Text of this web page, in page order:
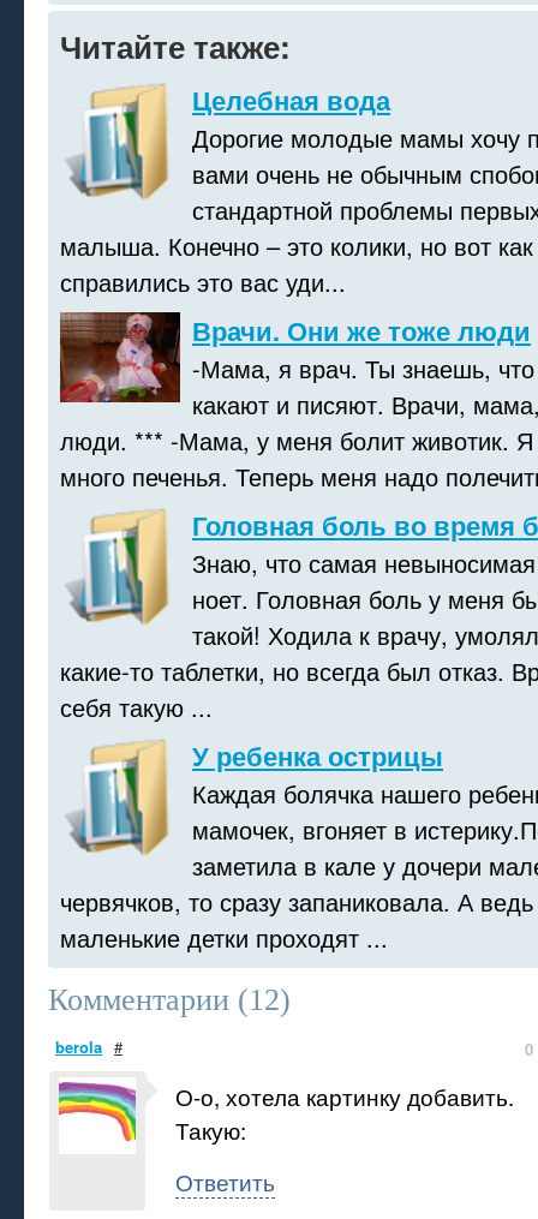
Читайте также:
Целебная вода
Дорогие молодые мамы хочу
вами очень не обычным
стандартной проблемы
малыша. Конечно – это колики, но вот
справились это вас уди...
Врачи. Они же тоже люди
-Мама, я врач. Ты знаешь,
какают и писяют. Врачи,
люди. *** -Мама, у меня болит животик.
много печенья. Теперь меня надо
Головная боль во время
Знаю, что самая
ноет. Головная боль у меня
такой! Ходила к врачу,
какие-то таблетки, но всегда был отказ.
себя такую ...
У ребенка острицы
Каждая болячка нашего
мамочек, вгоняет в
заметила в кале у дочери
червячков, то сразу запаниковала. А
маленькие детки проходят ...
Комментарии (12)
berola # 0
О-о, хотела картинку добавить.
Такую:
Ответить